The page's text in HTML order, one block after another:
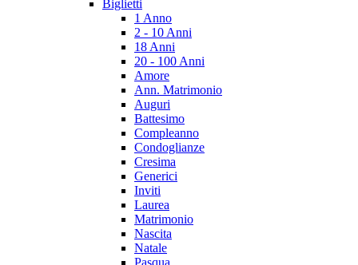
Biglietti
1 Anno
2 - 10 Anni
18 Anni
20 - 100 Anni
Amore
Ann. Matrimonio
Auguri
Battesimo
Compleanno
Condoglianze
Cresima
Generici
Inviti
Laurea
Matrimonio
Nascita
Natale
Pasqua